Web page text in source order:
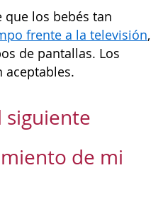
que los bebés tan
frente a la televisión,
de pantallas. Los
aceptables.
siguiente
de mi